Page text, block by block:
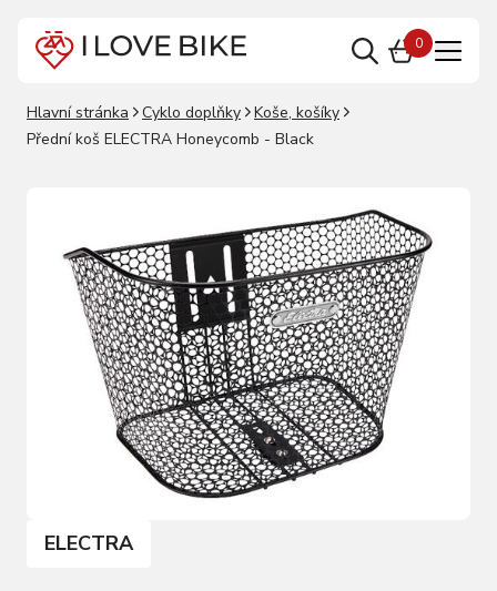
0
Hlavní stránka Cyklo doplňky
Koše, košíky
Přední koš ELECTRA Honeycomb - Black
ELECTRA